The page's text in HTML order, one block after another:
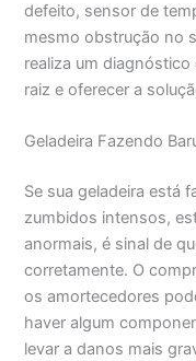
defeito, sensor de
mesmo obstrução no
realiza um
raiz e oferecer a
Geladeira Fazendo
Se sua geladeira está
zumbidos intensos,
anormais, é sinal de
corretamente. O
os amortecedores
haver algum
levar a danos mais